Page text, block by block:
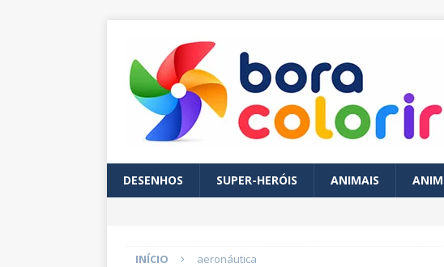
DESENHOS SUPER-HERÓIS ANIMAIS
INÍCIO aeronáutica